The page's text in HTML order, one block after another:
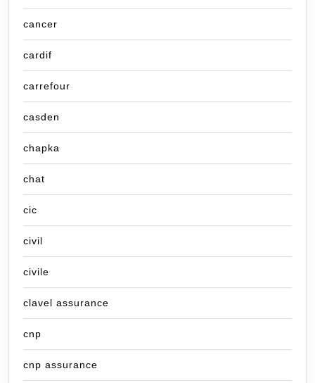
cancer
cardif
carrefour
casden
chapka
chat
cic
civil
civile
clavel assurance
cnp
cnp assurance